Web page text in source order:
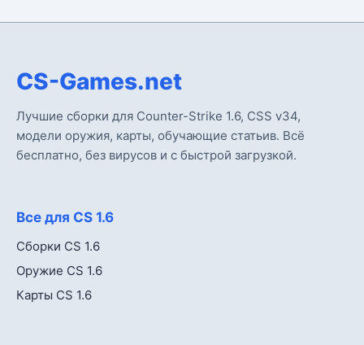
CS-Games.net
Лучшие сборки для Counter-Strike 1.6, CSS v34,
модели оружия, карты, обучающие статьив. Всё
бесплатно, без вирусов и с быстрой загрузкой.
Все для CS 1.6
Сборки CS 1.6
Оружие CS 1.6
Карты CS 1.6